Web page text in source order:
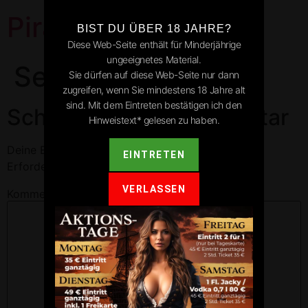
Pirates Park
Sersheim
Schreibe einen Kommentar
Deine E-Mail-Adresse wird nicht veröffentlicht.
BIST DU ÜBER 18 JAHRE?
Diese Web-Seite enthält für Minderjährige
ungeeignetes Material.
Sie dürfen auf diese Web-Seite nur dann
zugreifen, wenn Sie mindestens 18 Jahre alt
sind. Mit dem Eintreten bestätigen ich den
Hinweistext* gelesen zu haben.
EINTRETEN
VERLASSEN